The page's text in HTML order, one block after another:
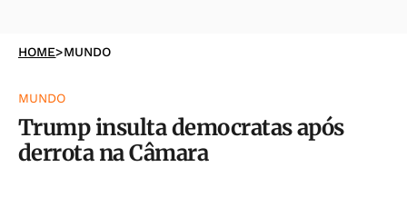
HOME>MUNDO
MUNDO
Trump insulta democratas após
derrota na Câmara